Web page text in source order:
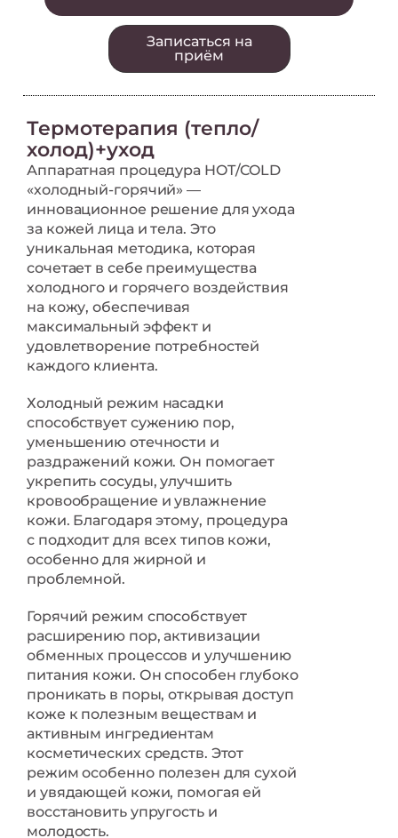
Записаться на
приём
Термотерапия (тепло/
холод)+уход
Аппаратная процедура HOT/COLD
«холодный-горячий» —
инновационное решение для ухода
за кожей лица и тела. Это
уникальная методика, которая
сочетает в себе преимущества
холодного и горячего воздействия
на кожу, обеспечивая
максимальный эффект и
удовлетворение потребностей
каждого клиента.
Холодный режим насадки
способствует сужению пор,
уменьшению отечности и
раздражений кожи. Он помогает
укрепить сосуды, улучшить
кровообращение и увлажнение
кожи. Благодаря этому, процедура
с подходит для всех типов кожи,
особенно для жирной и
проблемной.
Горячий режим способствует
расширению пор, активизации
обменных процессов и улучшению
питания кожи. Он способен глубоко
проникать в поры, открывая доступ
коже к полезным веществам и
активным ингредиентам
косметических средств. Этот
режим особенно полезен для сухой
и увядающей кожи, помогая ей
восстановить упругость и
молодость.